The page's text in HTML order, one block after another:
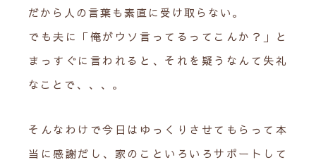
だから人の言葉も素直に受け取らない。
でも夫に「俺がウソ言ってるってこんか？」と
まっすぐに言われると、それを疑うなんて失礼
なことで、、、。
そんなわけで今日はゆっくりさせてもらって本
当に感謝だし、家のこといろいろサポートして